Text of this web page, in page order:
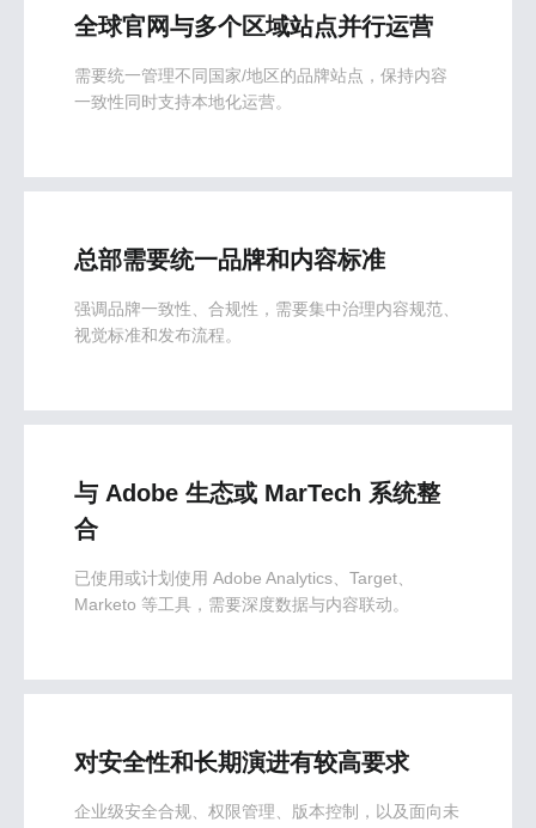
全球官网与多个区域站点并行运营
需要统一管理不同国家/地区的品牌站点，保持内容
一致性同时支持本地化运营。
总部需要统一品牌和内容标准
强调品牌一致性、合规性，需要集中治理内容规范、
视觉标准和发布流程。
与 Adobe 生态或 MarTech 系统整
合
已使用或计划使用 Adobe Analytics、Target、
Marketo 等工具，需要深度数据与内容联动。
对安全性和长期演进有较高要求
企业级安全合规、权限管理、版本控制，以及面向未